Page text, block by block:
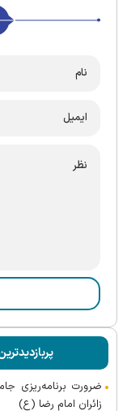
ضرورت برنامه‌ریزی
زائران امام رضا (ع)